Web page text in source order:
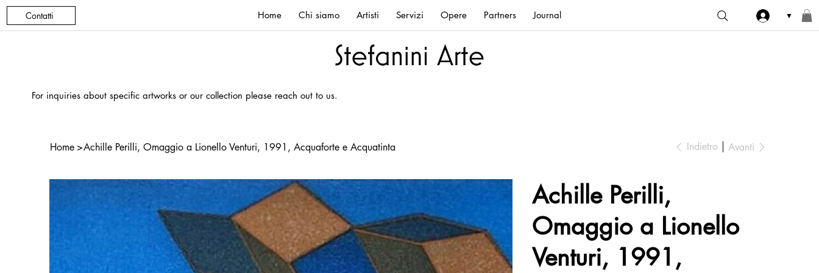
Contatti Home Chi siamo Artisti Servizi Opere Partners Journal ▼
For inquiries about specific artworks or our collection please reach out to us.
Home >Achille Perilli, Omaggio a Lionello Venturi, 1991, Acquaforte e Acquatinta Indietro Avanti
Achille Perilli,
Omaggio a Lionello
Venturi, 1991,